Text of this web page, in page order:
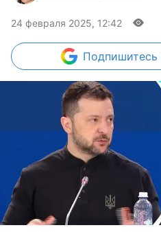
24 февраля 2025, 12:42
Подпишитесь